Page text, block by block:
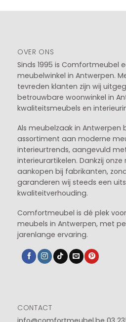
OVER ONS
Sinds 1995 is Comfortmeubel
meubelwinkel in Antwerpen.
tevreden klanten zijn wij
betrouwbare woonwinkel in
kwaliteitsmeubels en
Als meubelzaak in Antwerpen
assortiment aan moderne
interieurtrends, aangevuld
interieurartikelen. Dankzij onze
aankopen bij fabrikanten,
garanderen wij steeds een
kwaliteitverhouding.
Comfortmeubel is dé plek
meubels in Antwerpen, met
jarenlange ervaring.
CONTACT